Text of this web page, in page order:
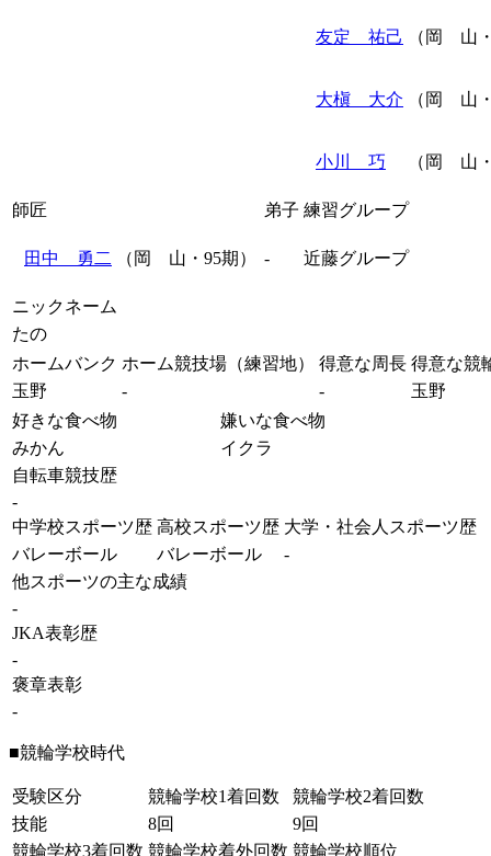
友定 祐己 （岡 山
大槇 大介 （岡 山
小川 巧 （岡 山
師匠 弟子 練習グループ
田中 勇二 （岡 山・95期） - 近藤グループ
ニックネーム
たの
ホームバンク ホーム競技場（練習地） 得意な周長 得意な競
玉野
- -
玉野
好きな食べ物
嫌いな食べ物
みかん
イクラ
自転車競技歴
-
中学校スポーツ歴 高校スポーツ歴 大学・社会人スポーツ歴
バレーボール
バレーボール
-
他スポーツの主な成績
-
JKA表彰歴
-
褒章表彰
-
■競輪学校時代
受験区分 競輪学校1着回数
競輪学校2着回数
技能
8回
9回
競輪学校3着回数 競輪学校着外回数 競輪学校順位